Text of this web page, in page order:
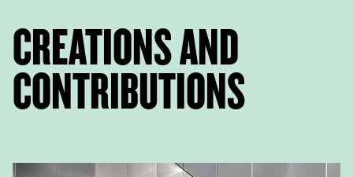
CREATIONS AND
CONTRIBUTIONS